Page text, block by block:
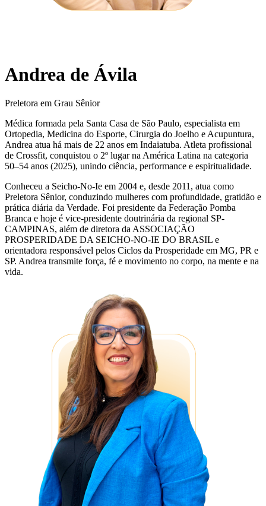
Andrea de Ávila
Preletora em Grau Sênior
Médica formada pela Santa Casa de São Paulo, especialista em
Ortopedia, Medicina do Esporte, Cirurgia do Joelho e Acupuntura,
Andrea atua há mais de 22 anos em Indaiatuba. Atleta profissional
de Crossfit, conquistou o 2º lugar na América Latina na categoria
50–54 anos (2025), unindo ciência, performance e espiritualidade.
Conheceu a Seicho-No-Ie em 2004 e, desde 2011, atua como
Preletora Sênior, conduzindo mulheres com profundidade, gratidão e
prática diária da Verdade. Foi presidente da Federação Pomba
Branca e hoje é vice-presidente doutrinária da regional SP-
CAMPINAS, além de diretora da ASSOCIAÇÃO
PROSPERIDADE DA SEICHO-NO-IE DO BRASIL e
orientadora responsável pelos Ciclos da Prosperidade em MG, PR e
SP. Andrea transmite força, fé e movimento no corpo, na mente e na
vida.